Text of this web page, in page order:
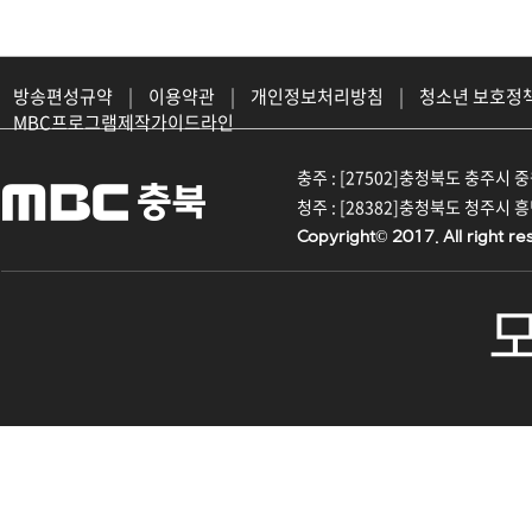
방송편성규약 | 이용약관 | 개인정보처리방침 |
청소년 보호정
MBC프로그램제작가이드라인
충주 : [27502]충청북도 충주시
청주 : [28382]충청북도 청주시
Copyright© 2017. All right